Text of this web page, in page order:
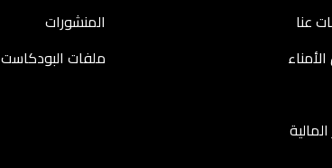
عنا
المالية
المنشورات
ملفات البودكاست